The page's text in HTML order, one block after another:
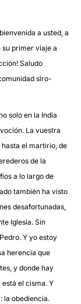
a usted, a
su primer viaje a
Saludo
siro-
solo en la India
La vuestra
el martirio, de
de la
a lo largo de
también ha visto
desafortunadas,
Iglesia. Sin
Y yo estoy
herencia que
y donde hay
el cisma. Y
la obediencia.